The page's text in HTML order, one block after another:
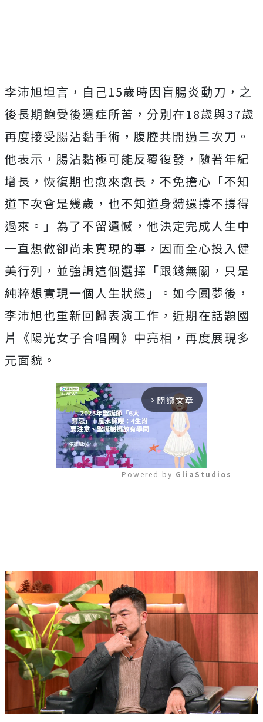
李沛旭坦言，自己15歲時因盲腸炎動刀， 之
後長期飽受後遺症所苦，分別在18歲與37歲
再度接受腸沾黏手術，腹腔共開過三次刀。
他表示，腸沾黏極可能反覆復發， 隨著年紀
增長，恢復期也愈來愈長，不免擔心「不知
道下次會是幾歲，也不知道身體還撐不撐得
過來。」 為了不留遺憾，他決定完成人生中
一直想做卻尚未實現的事， 因而全心投入健
美行列，並強調這個選擇「跟錢無關， 只是
純粹想實現一個人生狀態」。如今圓夢後，
李沛旭也重新回歸表演工作，近期在話題國
片《陽光女子合唱團》 中亮相，再度展現多
元面貌。
arrow_forward_ios 閱讀文章
Powered by GliaStudios